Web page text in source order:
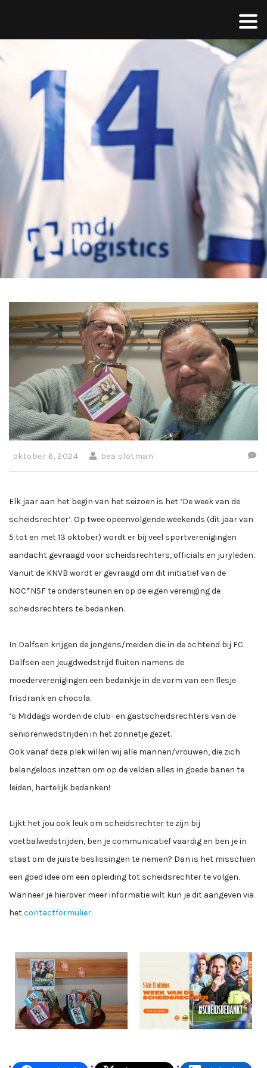
oktober 6, 2024 bea slotman
Elk jaar aan het begin van het seizoen is het ‘De week van de
scheidsrechter’. Op twee opeenvolgende weekends (dit jaar van
5 tot en met 13 oktober) wordt er bij veel sportverenigingen
aandacht gevraagd voor scheidsrechters, officials en juryleden.
Vanuit de KNVB wordt er gevraagd om dit initiatief van de
NOC*NSF te ondersteunen en op de eigen vereniging de
scheidsrechters te bedanken.
In Dalfsen krijgen de jongens/meiden die in de ochtend bij FC
Dalfsen een jeugdwedstrijd fluiten namens de
moederverenigingen een bedankje in de vorm van een flesje
frisdrank en chocola.
’s Middags worden de club- en gastscheidsrechters van de
seniorenwedstrijden in het zonnetje gezet.
Ook vanaf deze plek willen wij alle mannen/vrouwen, die zich
belangeloos inzetten om op de velden alles in goede banen te
leiden, hartelijk bedanken!
Lijkt het jou ook leuk om scheidsrechter te zijn bij
voetbalwedstrijden, ben je communicatief vaardig en ben je in
staat om de juiste beslissingen te nemen? Dan is het misschien
een goed idee om een opleiding tot scheidsrechter te volgen.
Wanneer je hierover meer informatie wilt kun je dit aangeven via
hetcontactformulier.